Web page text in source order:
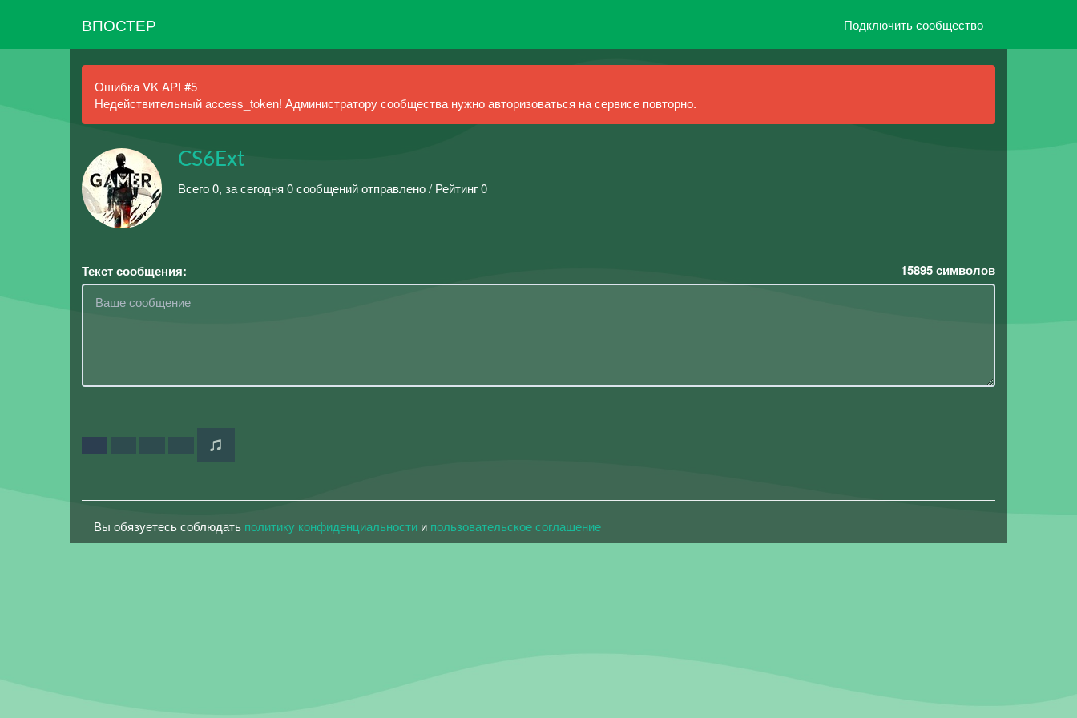
ВПОСТЕР Подключить сообщество
Ошибка VK API #5
Недействительный access_token! Администратору сообщества нужно авторизоваться на сервисе повторно.
CS6Ext
Всего 0, за сегодня 0 сообщений отправлено / Рейтинг 0
Текст сообщения: 15895символов
Вы обязуетесь соблюдать политику конфиденциальности и пользовательское соглашение